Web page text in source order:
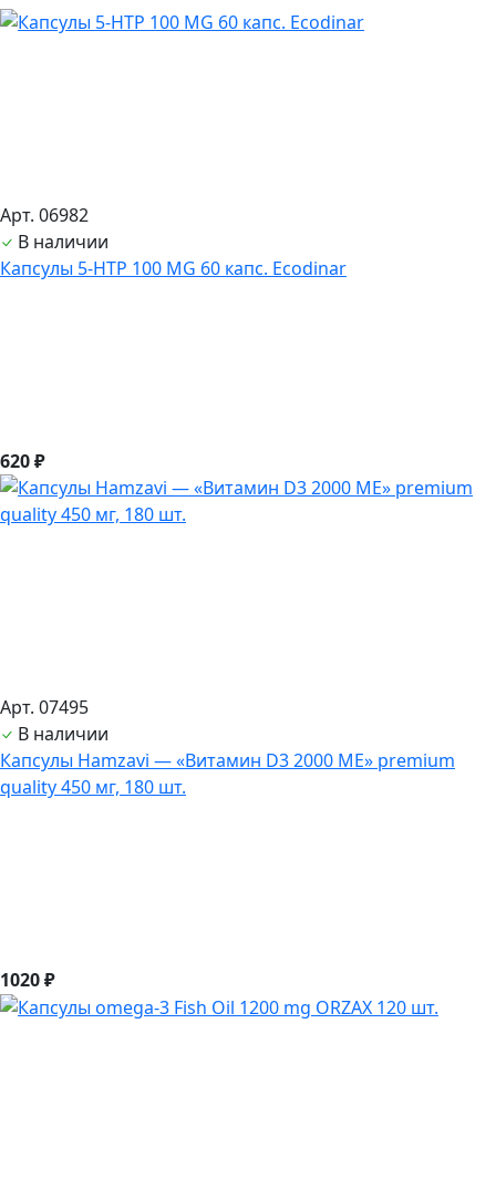
Арт. 06982
В наличии
Капсулы 5-HTP 100 MG 60 капс. Ecodinar
620 ₽
Арт. 07495
В наличии
Капсулы Hamzavi — «Витамин D3 2000 ME» premium
quality 450 мг, 180 шт.
1020 ₽